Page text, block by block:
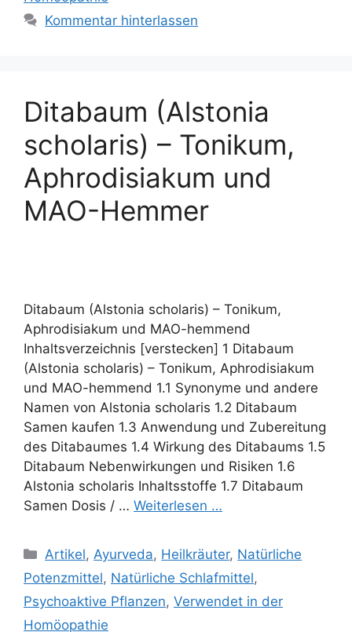
Kommentar hinterlassen
Ditabaum (Alstonia
scholaris) – Tonikum,
Aphrodisiakum und
MAO-Hemmer
Ditabaum (Alstonia scholaris) – Tonikum,
Aphrodisiakum und MAO-hemmend
Inhaltsverzeichnis [verstecken] 1 Ditabaum
(Alstonia scholaris) – Tonikum, Aphrodisiakum
und MAO-hemmend 1.1 Synonyme und andere
Namen von Alstonia scholaris 1.2 Ditabaum
Samen kaufen 1.3 Anwendung und Zubereitung
des Ditabaumes 1.4 Wirkung des Ditabaums 1.5
Ditabaum Nebenwirkungen und Risiken 1.6
Alstonia scholaris Inhaltsstoffe 1.7 Ditabaum
Samen Dosis / … Weiterlesen …
Kategorien
Artikel,Ayurveda, Heilkräuter, Natürliche
Potenzmittel, Natürliche Schlafmittel,
Psychoaktive Pflanzen, Verwendet in der
Homöopathie